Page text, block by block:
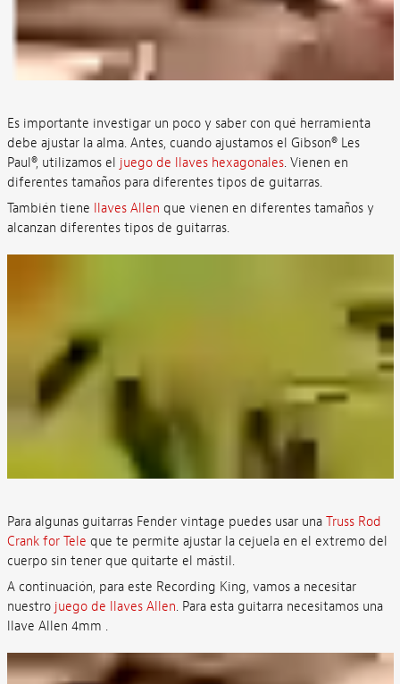
Es importante investigar un poco y saber con qué herramienta
debe ajustar la alma. Antes, cuando ajustamos el Gibson® Les
Paul®, utilizamos el juego de llaves hexagonales. Vienen en
diferentes tamaños para diferentes tipos de guitarras.
También tiene llaves Allen que vienen en diferentes tamaños y
alcanzan diferentes tipos de guitarras.
Para algunas guitarras Fender vintage puedes usar una Truss Rod
Crank for Tele que te permite ajustar la cejuela en el extremo del
cuerpo sin tener que quitarte el mástil.
A continuación, para este Recording King, vamos a necesitar
nuestro juego de llaves Allen. Para esta guitarra necesitamos una
llave Allen 4mm .